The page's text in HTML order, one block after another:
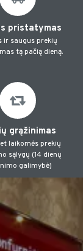
pristatymas
ir saugus prekių
tą pačią dieną.
grąžinimas
laikomės prekių
sąlygų (14 dienų
galimybė)